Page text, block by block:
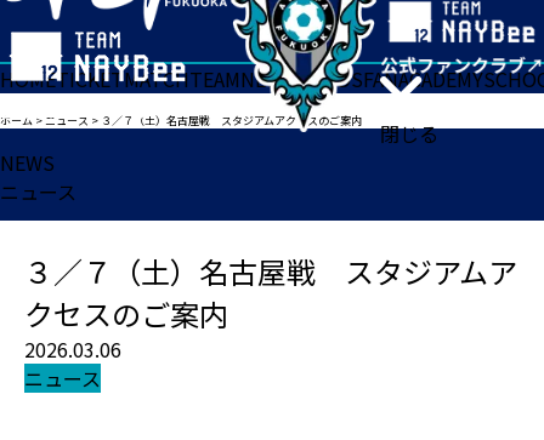
閉じる
HOMETICKETMATCHTEAMNEWSGOODSFANACADEMY
ホーム >ニュース > ３／７（土）名古屋戦 スタジアムアクセスのご案内
NEWS
ニュース
３／７（土）名古屋戦 スタジアムア
クセスのご案内
2026.03.06
ニュース